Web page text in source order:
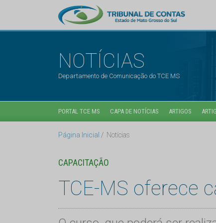
NOTÍCIAS
Departamento de Comunicação do TCE MS
PORTAL TCE MS CAPA DE NOTÍCIAS ARTIGOS
Página Inicial Notícias
CAPACITAÇÃO
TCE-MS oferece